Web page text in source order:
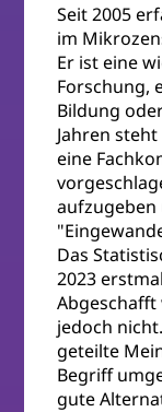
Seit 2005
im
Er ist eine
Forschung,
Bildung
Jahren
eine
aufzugeben
Das
2023
jedoch
geteilte
Begriff
gute